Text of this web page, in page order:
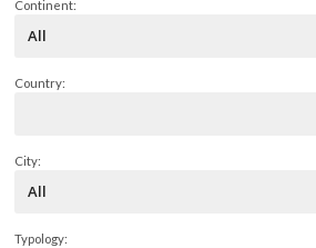
Continent:
Country:
City:
Typology: